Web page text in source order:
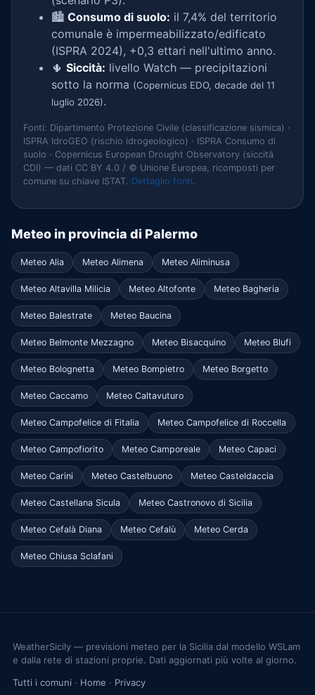
🏙️ Consumo di suolo: il 7,4% del territorio
comunale è impermeabilizzato/edificato
(ISPRA 2024), +0,3 ettari nell'ultimo anno.
🌵 Siccità: livello Watch — precipitazioni
sotto la norma (Copernicus EDO, decade del 11
luglio 2026).
Fonti: Dipartimento Protezione Civile (classificazione sismica) ·
ISPRA IdroGEO (rischio idrogeologico) · ISPRA Consumo di
suolo · Copernicus European Drought Observatory (siccità
CDI) — dati CC BY 4.0 / © Unione Europea, ricomposti per
comune su chiave ISTAT. Dettaglio fonti.
Meteo in provincia di Palermo
Meteo Alia Meteo Alimena Meteo Aliminusa
Meteo Altavilla Milicia Meteo Altofonte Meteo Bagheria
Meteo Balestrate Meteo Baucina
Meteo Belmonte Mezzagno Meteo Bisacquino Meteo Blufi
Meteo Bolognetta Meteo Bompietro Meteo Borgetto
Meteo Caccamo Meteo Caltavuturo
Meteo Campofelice di Fitalia Meteo Campofelice di Roccella
Meteo Campofiorito Meteo Camporeale Meteo Capaci
Meteo Carini Meteo Castelbuono Meteo Casteldaccia
Meteo Castellana Sicula Meteo Castronovo di Sicilia
Meteo Cefalà Diana Meteo Cefalù Meteo Cerda
Meteo Chiusa Sclafani
WeatherSicily — previsioni meteo per la Sicilia dal modello WSLam
e dalla rete di stazioni proprie. Dati aggiornati più volte al giorno.
Tutti i comuni · Home · Privacy